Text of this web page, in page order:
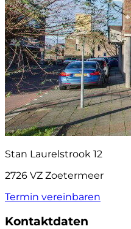
Stan Laurelstrook 12
2726 VZ Zoetermeer
Termin vereinbaren
Kontaktdaten